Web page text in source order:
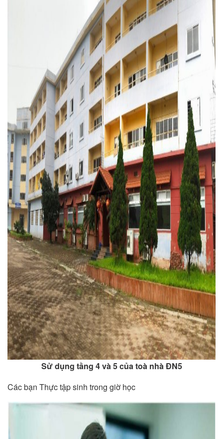
Sử dụng tầng 4 và 5 của toà nhà ĐN5
Các bạn Thực tập sinh trong giờ học